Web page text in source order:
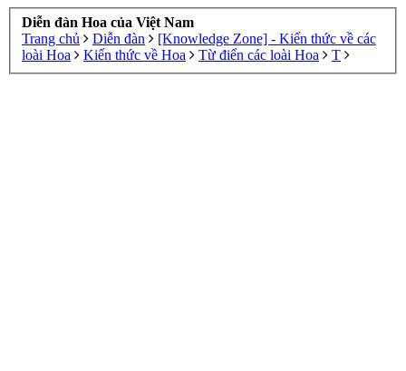
Diễn đàn Hoa của Việt Nam
Trang chủ
Diễn đàn
[Knowledge Zone] - Kiến thức về các
loài Hoa
Kiến thức về Hoa Từ điển các loài Hoa T